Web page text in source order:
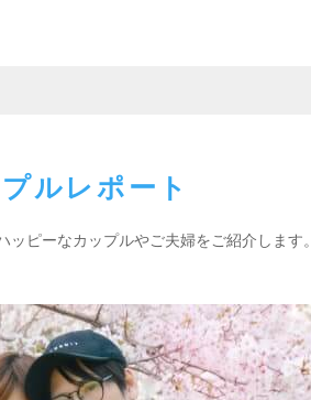
ルレポート
ッピーなカップルやご夫婦をご紹介します。